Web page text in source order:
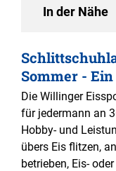
In der Nähe
Sommer -
Die Willinger
für jedermann an
Hobby- und
übers Eis flitzen,
betrieben, Eis-